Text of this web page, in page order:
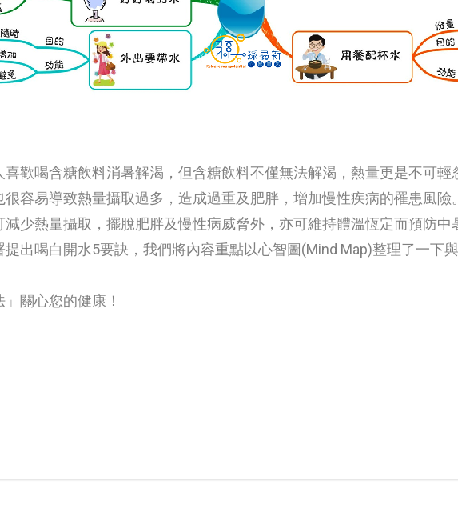
喜歡喝含糖飲料消暑解渴，但含糖飲料不僅無法解渴，熱量更是不可輕
很容易導致熱量攝取過多，造成過重及肥胖，增加慢性疾病的罹患風險
減少熱量攝取，擺脫肥胖及慢性病威脅外，亦可維持體溫恆定而預防中
提出喝白開水5要訣，我們將內容重點以心智圖(Mind Map)整理了一下
」關心您的健康！